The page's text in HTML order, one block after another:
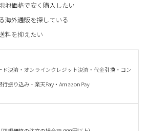
地価格で安く購入したい
海外通販を探している
料を抑えたい
ド決済・オンラインクレジット決済・代金引換・コン
行振り込み・楽天Pay・Amazon Pay